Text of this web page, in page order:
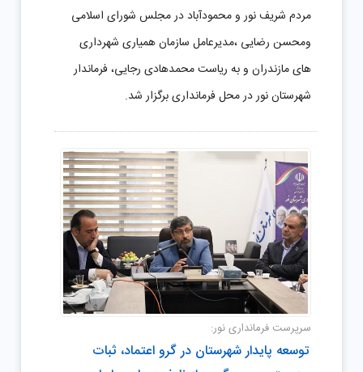
مردم شریف نور و محمودآباد در مجلس شورای اسلامی
ومحسن رضایی ،مدیرعامل سازمان همیاری شهرداری
های مازندران و به ریاست محمدهادی رجایی، فرماندار
شهرستان نور در محل فرمانداری برگزار شد.
سرپرست فرمانداری نور:
توسعه پایدار شهرستان در گرو اعتماد، ثبات